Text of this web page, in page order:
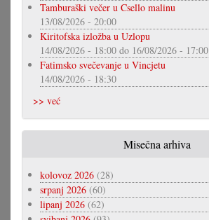
Tamburaški večer u Csello malinu
13/08/2026 - 20:00
Kiritofska izložba u Uzlopu
14/08/2026 - 18:00 do 16/08/2026 - 17:00
Fatimsko svečevanje u Vincjetu
14/08/2026 - 18:30
>> već
Misečna arhiva
kolovoz 2026 (28)
srpanj 2026 (60)
lipanj 2026 (62)